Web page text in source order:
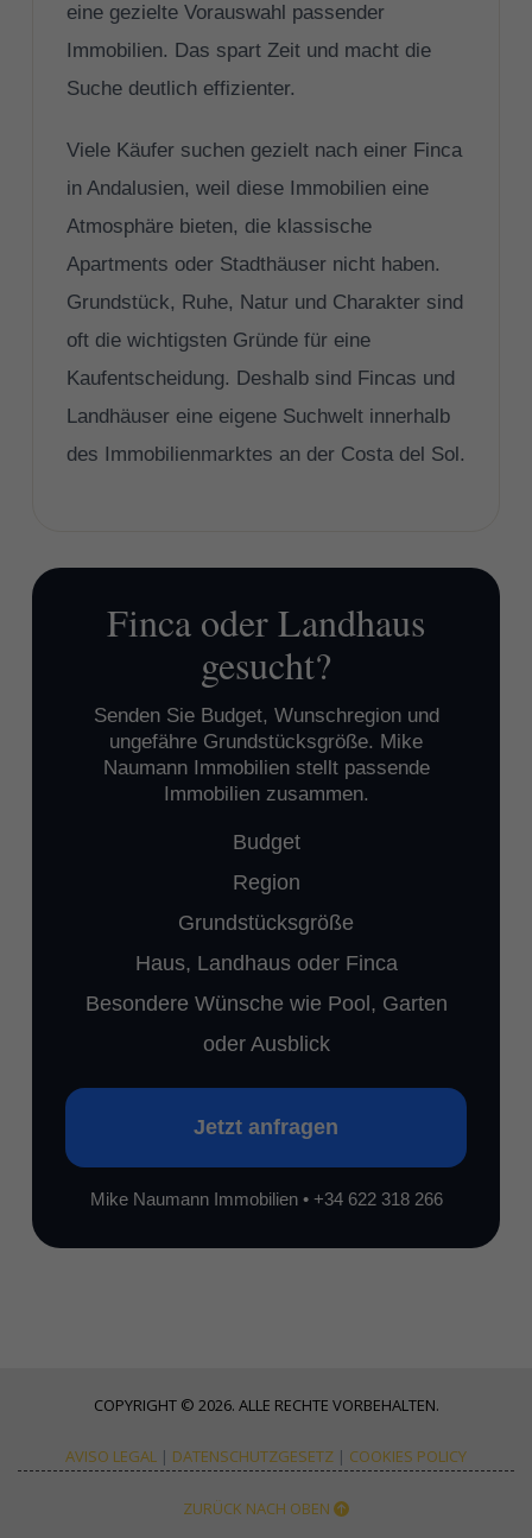
eine gezielte Vorauswahl passender
Immobilien. Das spart Zeit und macht die
Suche deutlich effizienter.
Viele Käufer suchen gezielt nach einer Finca
in Andalusien, weil diese Immobilien eine
Atmosphäre bieten, die klassische
Apartments oder Stadthäuser nicht haben.
Grundstück, Ruhe, Natur und Charakter sind
oft die wichtigsten Gründe für eine
Kaufentscheidung. Deshalb sind Fincas und
Landhäuser eine eigene Suchwelt innerhalb
des Immobilienmarktes an der Costa del Sol.
Finca oder Landhaus
gesucht?
Senden Sie Budget, Wunschregion und
ungefähre Grundstücksgröße. Mike
Naumann Immobilien stellt passende
Immobilien zusammen.
Budget
Region
Grundstücksgröße
Haus, Landhaus oder Finca
Besondere Wünsche wie Pool, Garten
oder Ausblick
Jetzt anfragen
Mike Naumann Immobilien • +34 622 318 266
COPYRIGHT © 2026. ALLE RECHTE VORBEHALTEN.
AVISO LEGAL | DATENSCHUTZGESETZ | COOKIES POLICY
ZURÜCK NACH OBEN